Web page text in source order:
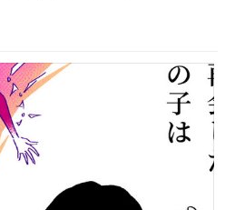
？ 今朝ガーデニングしてる飼
高に可愛かった♥️